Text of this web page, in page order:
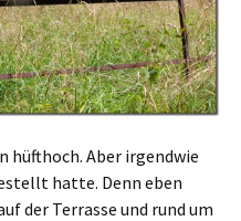
hüfthoch. Aber irgendwie
hatte. Denn eben
der Terrasse und rund um